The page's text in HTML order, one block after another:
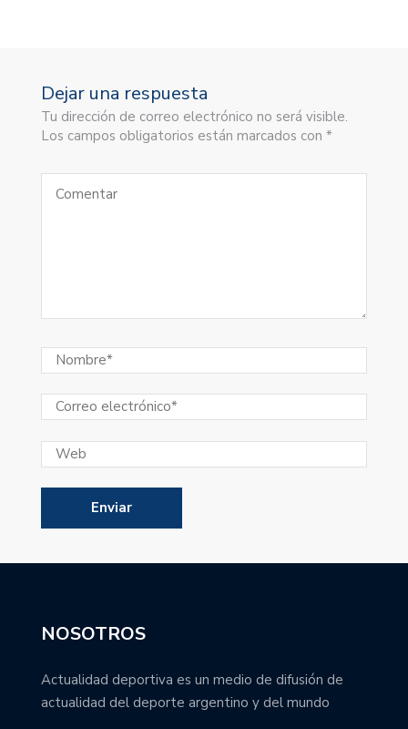
Dejar una respuesta
Tu dirección de correo electrónico no será visible.
Los campos obligatorios están marcados con *
NOSOTROS
Actualidad deportiva es un medio de difusión de
actualidad del deporte argentino y del mundo